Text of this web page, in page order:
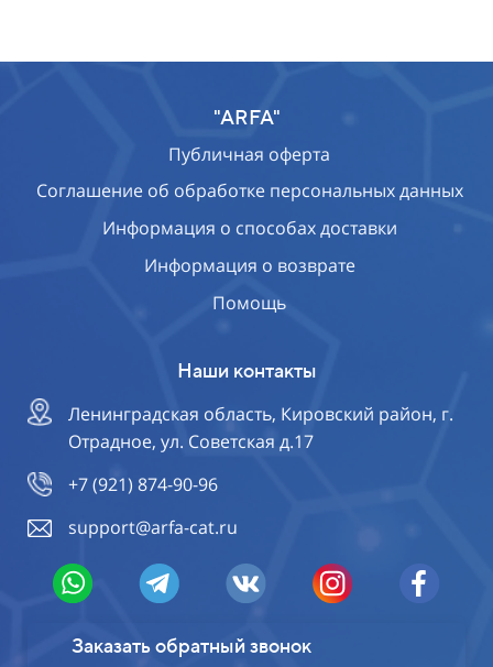
"ARFA"
Публичная оферта
Соглашение об обработке персональных данных
Информация о способах доставки
Информация о возврате
Помощь
Наши контакты
Ленинградская область, Кировский район, г.
Отрадное, ул. Советская д.17
+7 (921) 874-90-96
support@arfa-cat.ru
Заказать обратный звонок